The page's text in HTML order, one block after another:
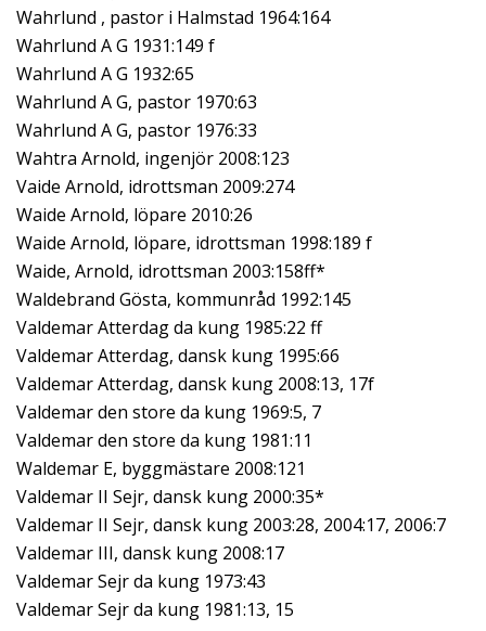
Wahrlund , pastor i Halmstad 1964:164
Wahrlund A G 1931:149 f
Wahrlund A G 1932:65
Wahrlund A G, pastor 1970:63
Wahrlund A G, pastor 1976:33
Wahtra Arnold, ingenjör 2008:123
Vaide Arnold, idrottsman 2009:274
Waide Arnold, löpare 2010:26
Waide Arnold, löpare, idrottsman 1998:189 f
Waide, Arnold, idrottsman 2003:158ff*
Waldebrand Gösta, kommunråd 1992:145
Valdemar Atterdag da kung 1985:22 ff
Valdemar Atterdag, dansk kung 1995:66
Valdemar Atterdag, dansk kung 2008:13, 17f
Valdemar den store da kung 1969:5, 7
Valdemar den store da kung 1981:11
Waldemar E, byggmästare 2008:121
Valdemar II Sejr, dansk kung 2000:35*
Valdemar II Sejr, dansk kung 2003:28, 2004:17, 2006:7
Valdemar III, dansk kung 2008:17
Valdemar Sejr da kung 1973:43
Valdemar Sejr da kung 1981:13, 15